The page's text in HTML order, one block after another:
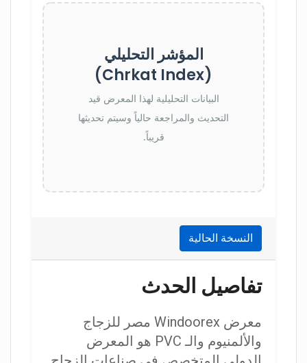
المؤشر التحليلي
(Chrkat Index)
البيانات التحليلية لهذا المعرض قيد
التحديث والمراجعة حالياً وسيتم تحديثها
قريباً.
النسخة الحالية
تفاصيل الحدث
معرض Windoorex مصر للزجاج
والألمنيوم والـ PVC هو المعرض